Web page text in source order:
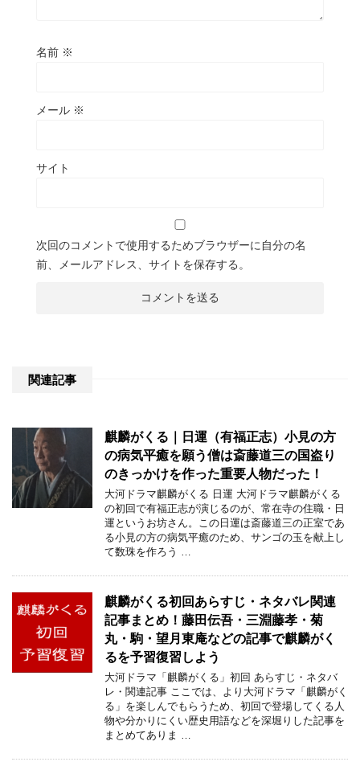
名前 ※
メール ※
サイト
次回のコメントで使用するためブラウザーに自分の名
前、メールアドレス、サイトを保存する。
関連記事
麒麟がくる｜日運（有福正志）小見の方
の病気平癒を願う僧は斎藤道三の国盗り
のきっかけを作った重要人物だった！
大河ドラマ麒麟がくる 日運 大河ドラマ麒麟がくる
の初回で有福正志が演じるのが、常在寺の住職・日
運というお坊さん。この日運は斎藤道三の正室であ
る小見の方の病気平癒のため、サンゴの玉を献上し
て数珠を作ろう …
麒麟がくる初回あらすじ・ネタバレ関連
記事まとめ！藤田伝吾・三淵藤孝・菊
丸・駒・望月東庵などの記事で麒麟がく
るを予習復習しよう
大河ドラマ「麒麟がくる」初回 あらすじ・ネタバ
レ・関連記事 ここでは、より大河ドラマ「麒麟がく
る」を楽しんでもらうため、初回で登場してくる人
物や分かりにくい歴史用語などを深堀りした記事を
まとめてありま …